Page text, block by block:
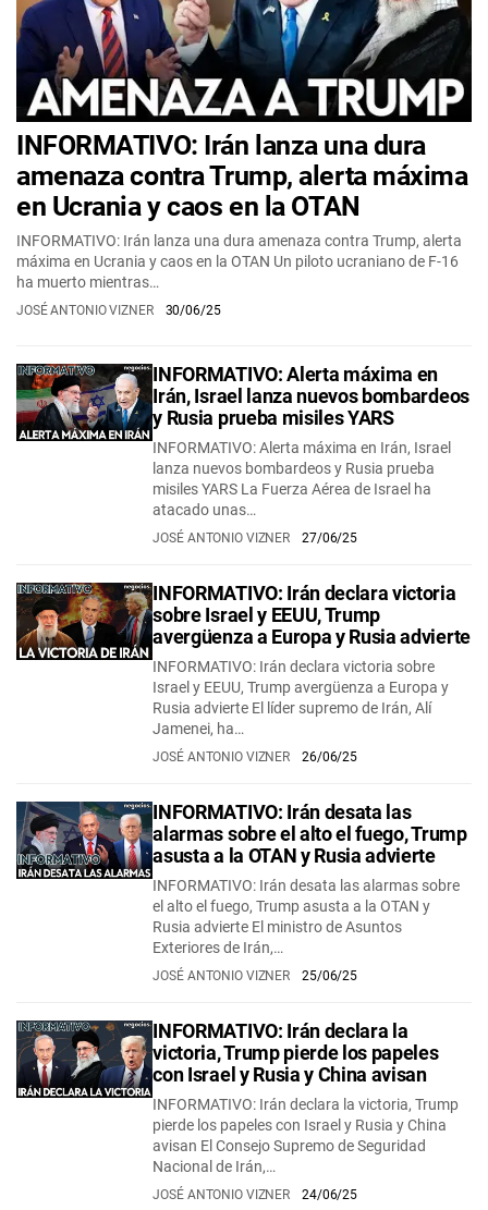
INFORMATIVO: Irán lanza una dura
amenaza contra Trump, alerta máxima
en Ucrania y caos en la OTAN
INFORMATIVO: Irán lanza una dura amenaza contra Trump, alerta
máxima en Ucrania y caos en la OTAN Un piloto ucraniano de F-16
ha muerto mientras…
JOSÉ ANTONIO VIZNER 30/06/25
INFORMATIVO: Alerta máxima en
Irán, Israel lanza nuevos bombardeos
y Rusia prueba misiles YARS
INFORMATIVO: Alerta máxima en Irán, Israel
lanza nuevos bombardeos y Rusia prueba
misiles YARS La Fuerza Aérea de Israel ha
atacado unas…
JOSÉ ANTONIO VIZNER 27/06/25
INFORMATIVO: Irán declara victoria
sobre Israel y EEUU, Trump
avergüenza a Europa y Rusia advierte
INFORMATIVO: Irán declara victoria sobre
Israel y EEUU, Trump avergüenza a Europa y
Rusia advierte El líder supremo de Irán, Alí
Jamenei, ha…
JOSÉ ANTONIO VIZNER 26/06/25
INFORMATIVO: Irán desata las
alarmas sobre el alto el fuego, Trump
asusta a la OTAN y Rusia advierte
INFORMATIVO: Irán desata las alarmas sobre
el alto el fuego, Trump asusta a la OTAN y
Rusia advierte El ministro de Asuntos
Exteriores de Irán,…
JOSÉ ANTONIO VIZNER 25/06/25
INFORMATIVO: Irán declara la
victoria, Trump pierde los papeles
con Israel y Rusia y China avisan
INFORMATIVO: Irán declara la victoria, Trump
pierde los papeles con Israel y Rusia y China
avisan El Consejo Supremo de Seguridad
Nacional de Irán,…
JOSÉ ANTONIO VIZNER 24/06/25